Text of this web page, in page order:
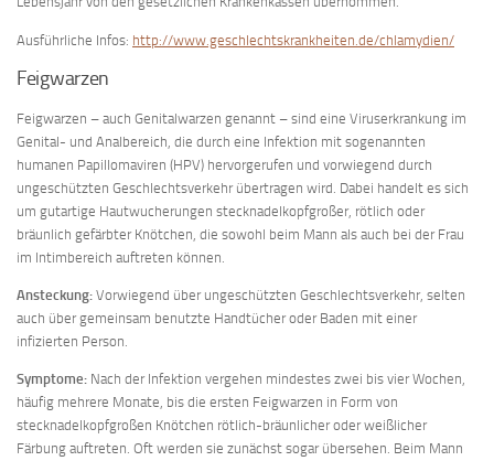
Ausführliche Infos: http://www.geschlechtskrankheiten.de/chlamydien/
Feigwarzen
Feigwarzen – auch Genitalwarzen genannt – sind eine Viruserkrankung im
Genital- und Analbereich, die durch eine Infektion mit sogenannten
humanen Papillomaviren (HPV) hervorgerufen und vorwiegend durch
ungeschützten Geschlechtsverkehr übertragen wird. Dabei handelt es sich
um gutartige Hautwucherungen stecknadelkopfgroßer, rötlich oder
bräunlich gefärbter Knötchen, die sowohl beim Mann als auch bei der Frau
im Intimbereich auftreten können.
Ansteckung: Vorwiegend über ungeschützten Geschlechtsverkehr, selten
auch über gemeinsam benutzte Handtücher oder Baden mit einer
infizierten Person.
Symptome: Nach der Infektion vergehen mindestes zwei bis vier Wochen,
häufig mehrere Monate, bis die ersten Feigwarzen in Form von
stecknadelkopfgroßen Knötchen rötlich-bräunlicher oder weißlicher
Färbung auftreten. Oft werden sie zunächst sogar übersehen. Beim Mann